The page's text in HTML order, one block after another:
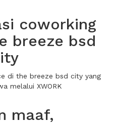
coworking
breeze bsd
di the breeze bsd city yang
melalui XWORK
maaf,